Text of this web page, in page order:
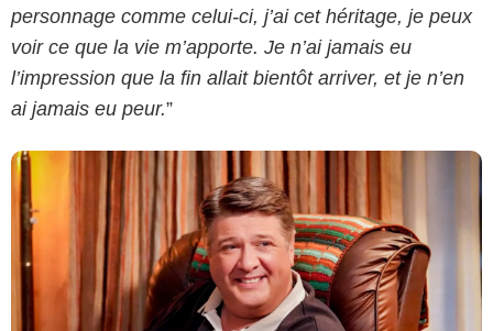
personnage comme celui-ci, j’ai cet héritage, je peux
voir ce que la vie m’apporte. Je n’ai jamais eu
l’impression que la fin allait bientôt arriver, et je n’en
ai jamais eu peur.”